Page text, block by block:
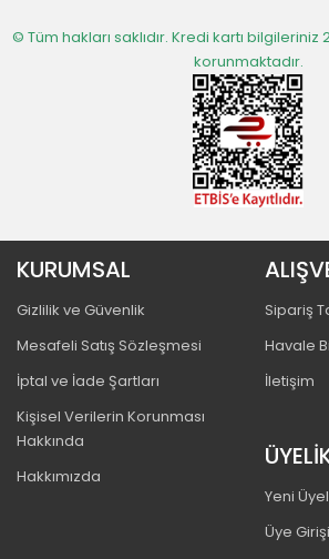
© Tüm hakları saklıdır. Kredi kartı bilgileriniz
korunmaktadır.
KURUMSAL
Gizlilik ve Güvenlik
Mesafeli Satış Sözleşmesi
İptal ve İade Şartları
Kişisel Verilerin Korunması
Hakkında
Hakkımızda
Sipariş
Havale
İletişim
Yeni
Üye Girişi